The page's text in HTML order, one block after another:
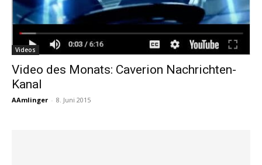
Videos
Video des Monats: Caverion Nachrichten-
Kanal
AAmlinger - 8. Juni 2015